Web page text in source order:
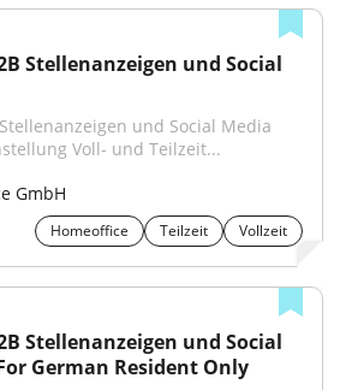
Stellenanzeigen und Social
und Social Media
Voll- und Teilzeit...
GmbH
Homeoffice Teilzeit Vollzeit
Stellenanzeigen und Social
German Resident Only